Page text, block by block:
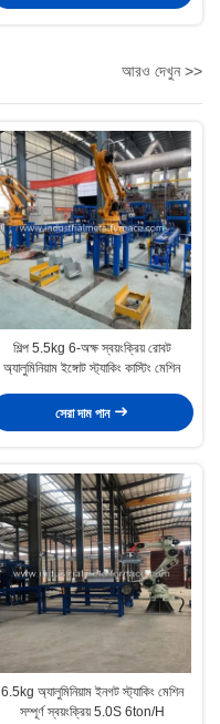
আরও দেখুন >>
শিল্প 5.5kg 6-অক্ষ স্বয়ংক্রিয় রোবট
অ্যালুমিনিয়াম ইঙ্গোট স্ট্যাকিং কাস্টিং মেশিন
সেরা দাম পান
6.5kg অ্যালুমিনিয়াম ইনগট স্ট্যাকিং মেশিন
সম্পূর্ণ স্বয়ংক্রিয় 5.0S 6ton/H